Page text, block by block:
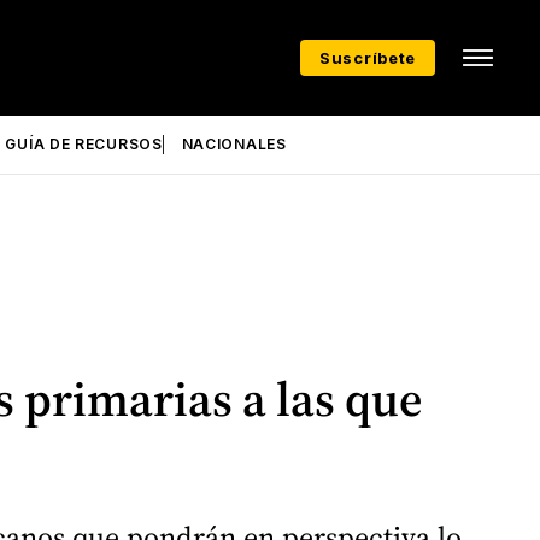
Suscríbete
GUÍA DE RECURSOS NACIONALES
primarias a las que